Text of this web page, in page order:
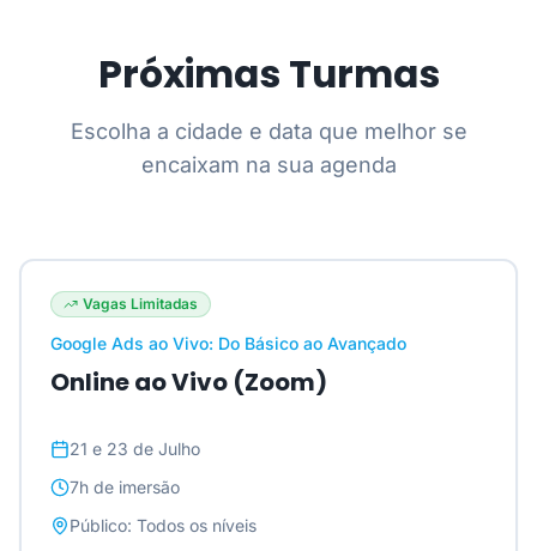
Próximas Turmas
Escolha a cidade e data que melhor se
encaixam na sua agenda
Vagas Limitadas
Google Ads ao Vivo: Do Básico ao Avançado
Online ao Vivo (Zoom)
21 e 23 de Julho
7h de imersão
Público: Todos os níveis